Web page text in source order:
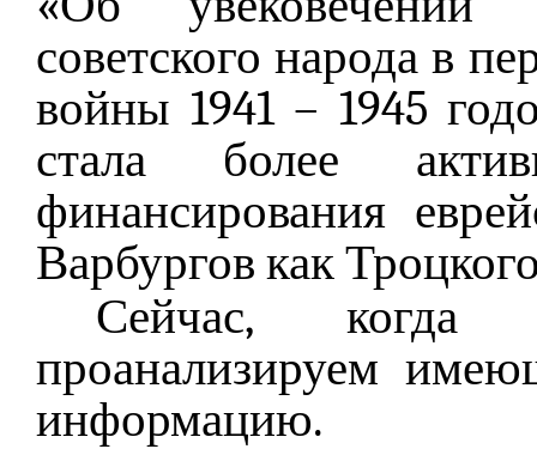
советского народа в
войны 1941 – 1945
стала более
финансирования
Варбургов как
Сейчас, когда
проанализируем
информацию.